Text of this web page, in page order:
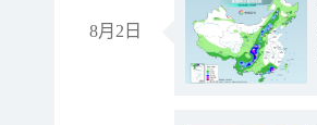
8月2日